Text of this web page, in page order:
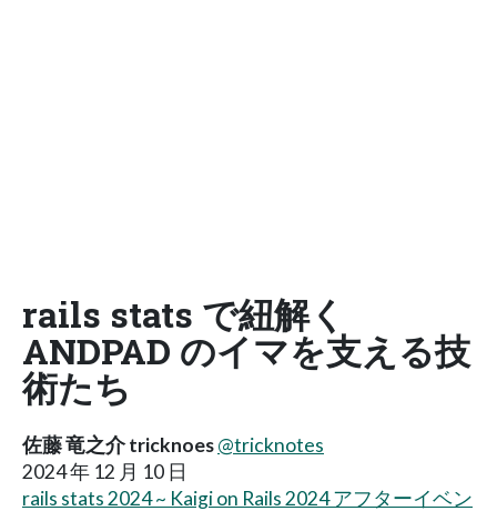
rails stats で紐解く
ANDPAD のイマを支える技
術たち
佐藤 竜之介 tricknoes@tricknotes
2024 年 12 月 10 日
rails stats 2024 ~ Kaigi on Rails 2024 アフターイベン